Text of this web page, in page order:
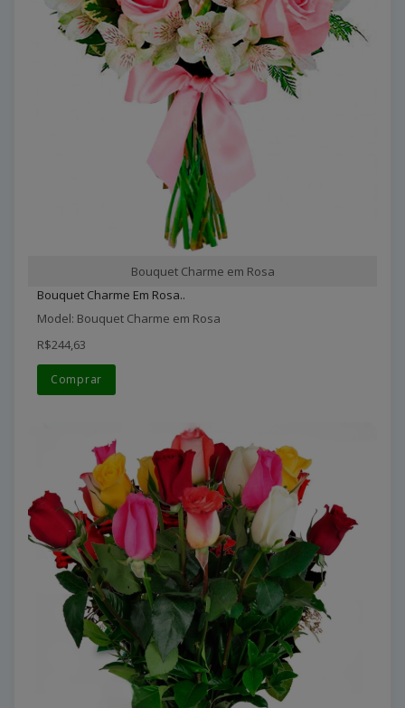
Bouquet Charme em Rosa
Bouquet Charme Em Rosa..
Model: Bouquet Charme em Rosa
R$244,63
Comprar